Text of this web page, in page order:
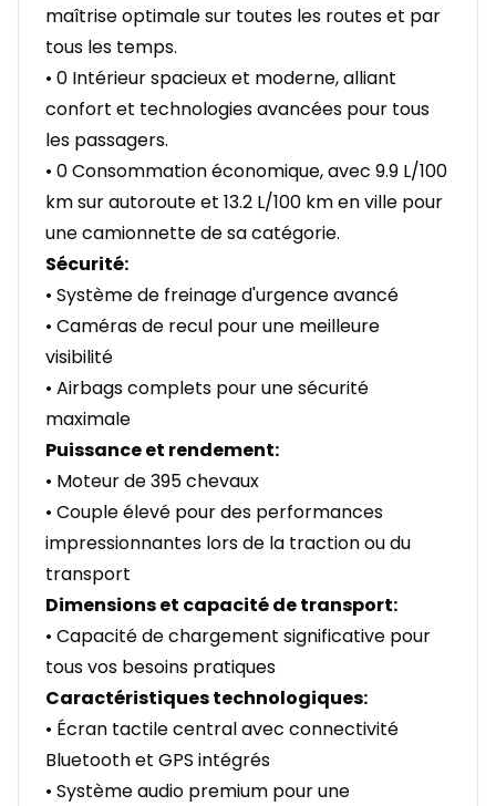
maîtrise optimale sur toutes les routes et par
tous les temps.
• 0 Intérieur spacieux et moderne, alliant
confort et technologies avancées pour tous
les passagers.
• 0 Consommation économique, avec 9.9 L/100
km sur autoroute et 13.2 L/100 km en ville pour
une camionnette de sa catégorie.
Sécurité:
• Système de freinage d'urgence avancé
• Caméras de recul pour une meilleure
visibilité
• Airbags complets pour une sécurité
maximale
Puissance et rendement:
• Moteur de 395 chevaux
• Couple élevé pour des performances
impressionnantes lors de la traction ou du
transport
Dimensions et capacité de transport:
• Capacité de chargement significative pour
tous vos besoins pratiques
Caractéristiques technologiques:
• Écran tactile central avec connectivité
Bluetooth et GPS intégrés
• Système audio premium pour une